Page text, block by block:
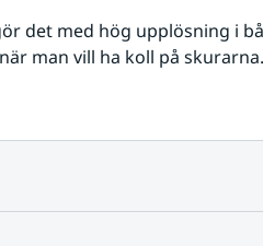
det med hög upplösning i
man vill ha koll på skurarna.